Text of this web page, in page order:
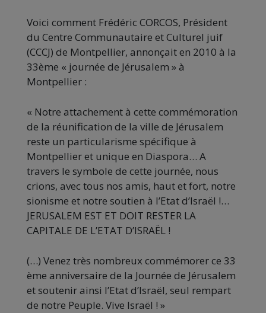
Voici comment Frédéric CORCOS, Président
du Centre Communautaire et Culturel juif
(CCCJ) de Montpellier, annonçait en 2010 à la
33ème « journée de Jérusalem » à
Montpellier :
« Notre attachement à cette commémoration
de la réunification de la ville de Jérusalem
reste un particularisme spécifique à
Montpellier et unique en Diaspora… A
travers le symbole de cette journée, nous
crions, avec tous nos amis, haut et fort, notre
sionisme et notre soutien à l’Etat d’Israël !…
JERUSALEM EST ET DOIT RESTER LA
CAPITALE DE L’ETAT D’ISRAËL !
(…) Venez très nombreux commémorer ce 33
ème anniversaire de la Journée de Jérusalem
et soutenir ainsi l’Etat d’Israël, seul rempart
de notre Peuple. Vive Israël ! »